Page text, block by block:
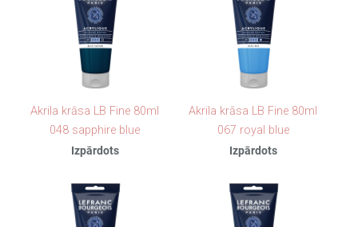
Akrila krāsa LB Fine 80ml
048 sapphire blue
Izpārdots
Akrila krāsa LB Fine 80ml
067 royal blue
Izpārdots